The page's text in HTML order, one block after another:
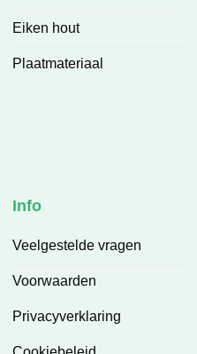
Eiken hout
Plaatmateriaal
Info
Veelgestelde vragen
Voorwaarden
Privacyverklaring